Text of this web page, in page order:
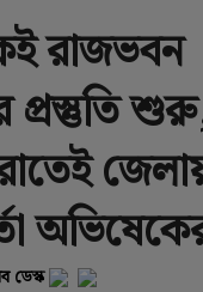
রাজভবন
প্রস্তুতি
ডেস্ক